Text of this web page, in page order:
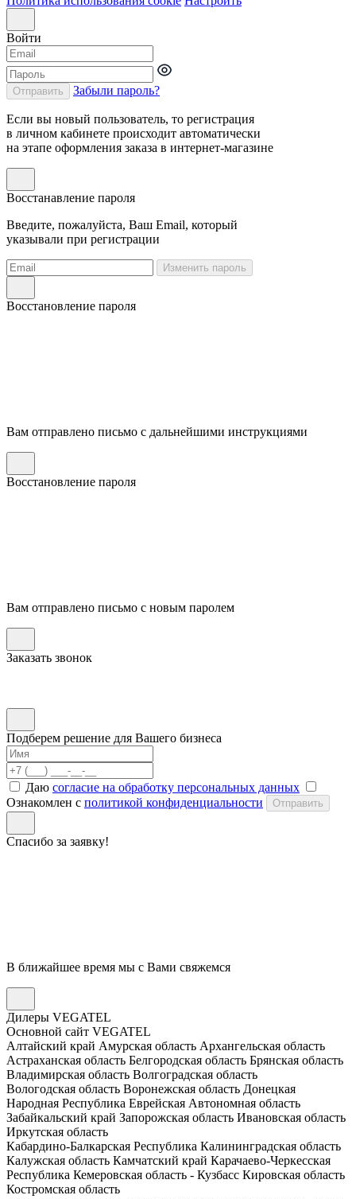
Войти
Отправить Забыли пароль?
Если вы новый пользователь, то регистрация
в личном кабинете происходит автоматически
на этапе оформления заказа в интернет-магазине
Восстанавление пароля
Введите, пожалуйста, Ваш Email, который
указывали при регистрации
Изменить пароль
Восстановление пароля
Вам отправлено письмо с дальнейшими инструкциями
Восстановление пароля
Вам отправлено письмо с новым паролем
Заказать звонок
Подберем решение для Вашего бизнеса
Даю согласие на обработку персональных данных
Ознакомлен с политикой конфиденциальности Отправить
Спасибо за заявку!
В ближайшее время мы с Вами свяжемся
Дилеры VEGATEL
Основной сайт VEGATEL
Алтайский край Амурская область Архангельская область
Астраханская область Белгородская область Брянская область
Владимирская область Волгоградская область
Вологодская область Воронежская область Донецкая
Народная Республика Еврейская Автономная область
Забайкальский край Запорожская область Ивановская область
Иркутская область
Кабардино-Балкарская Республика Калининградская область
Калужская область Камчатский край Карачаево-Черкесская
Республика Кемеровская область - Кузбасс Кировская область
Костромская область